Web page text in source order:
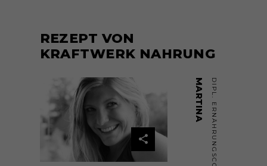
REZEPT VON
KRAFTWERK NAHRUNG
DIPL. ERNÄHRUNGSCOACH
MARTINA